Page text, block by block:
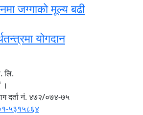
जग्गाको मूल्य बढी
योगदान
लि.
।
दर्ता नं. ४७२/०७४-७५
५३१५८६४